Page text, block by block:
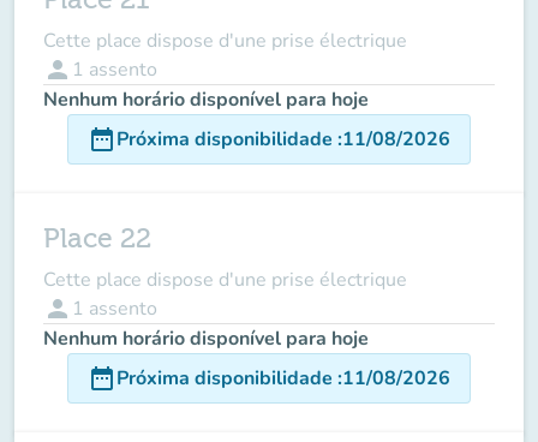
Cette place dispose d'une prise électrique
person 1 assento
Nenhum horário disponível para hoje
date_rangePróxima disponibilidade :11/08/2026
Place 22
Cette place dispose d'une prise électrique
person 1 assento
Nenhum horário disponível para hoje
date_rangePróxima disponibilidade :11/08/2026